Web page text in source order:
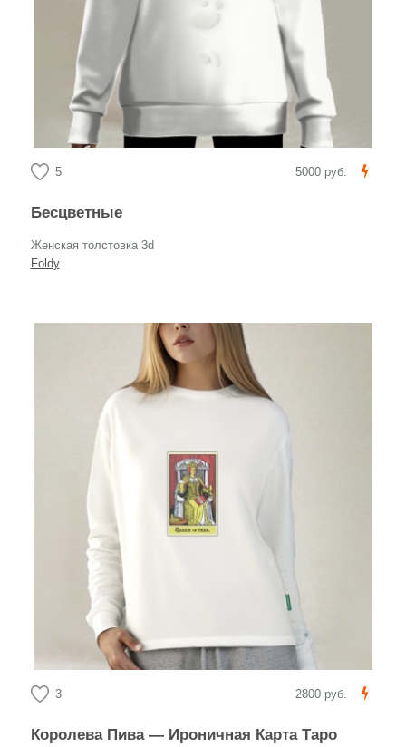
5 5000 руб.
Бесцветные
Женская толстовка 3d
Foldy
3 2800 руб.
Королева Пива — Ироничная Карта Таро